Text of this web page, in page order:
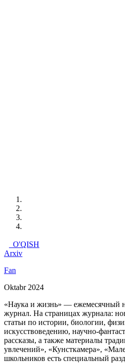
O'QISH
Arxiv
Fan
Oktabr 2024
«Наука и жизнь» — ежемесячный
журнал. На страницах журнала:
статьи по истории, биологии,
искусствоведению, научно-
рассказы, а также материалы
увлечений», «Кунсткамера»,
школьников есть специальный